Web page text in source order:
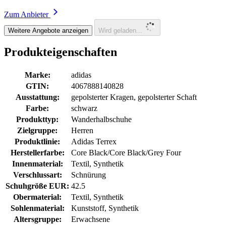
Zum Anbieter
Weitere Angebote anzeigen Wird geladen...
Produkteigenschaften
Marke:
adidas
GTIN:
4067888140828
Ausstattung:
gepolsterter Kragen, gepolsterter Schaft
Farbe:
schwarz
Produkttyp:
Wanderhalbschuhe
Zielgruppe:
Herren
Produktlinie:
Adidas Terrex
Herstellerfarbe:
Core Black/Core Black/Grey Four
Innenmaterial:
Textil, Synthetik
Verschlussart:
Schnürung
Schuhgröße EUR: 42.5
Obermaterial:
Textil, Synthetik
Sohlenmaterial:
Kunststoff, Synthetik
Altersgruppe:
Erwachsene